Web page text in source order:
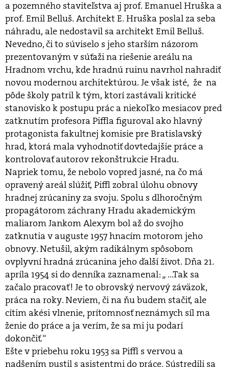
a pozemného staviteľstva aj prof. Emanuel Hruška a
prof. Emil Belluš. Architekt E. Hruška poslal za seba
náhradu, ale nedostavil sa architekt Emil Belluš.
Nevedno, či to súviselo s jeho starším názorom
prezentovaným v súťaži na riešenie areálu na
Hradnom vrchu, kde hradnú ruinu navrhol nahradiť
novou modernou architektúrou. Je však isté, že na
pôde školy patril k tým, ktorí zastávali kritické
stanovisko k postupu prác a niekoľko mesiacov pred
zatknutím profesora Piffla figuroval ako hlavný
protagonista fakultnej komisie pre Bratislavský
hrad, ktorá mala vyhodnotiť dovtedajšie práce a
kontrolovať autorov rekonštrukcie Hradu.
Napriek tomu, že nebolo vopred jasné, na čo má
opravený areál slúžiť, Piffl zobral úlohu obnovy
hradnej zrúcaniny za svoju. Spolu s dlhoročným
propagátorom záchrany Hradu akademickým
maliarom Jankom Alexym bol až do svojho
zatknutia v auguste 1957 hnacím motorom jeho
obnovy. Netušil, akým radikálnym spôsobom
ovplyvní hradná zrúcanina jeho ďalší život. Dňa 21.
apríla 1954 si do denníka zaznamenal: „ ...Tak sa
začalo pracovať! Je to obrovský nervový záväzok,
práca na roky. Neviem, či na ňu budem stačiť, ale
cítim akési vlnenie, prítomnosť neznámych síl ma
ženie do práce a ja verím, že sa mi ju podarí
dokončiť.“
Ešte v priebehu roku 1953 sa Piffl s vervou a
nadšením pustil s asistentmi do práce. Sústredili sa